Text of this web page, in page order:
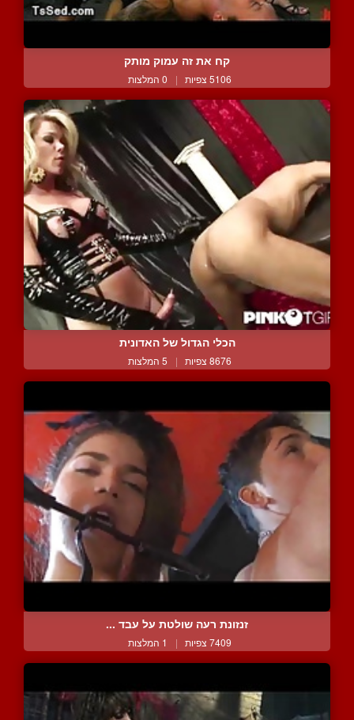
קח את זה עמוק מותק
5106 צפיות | 0 המלצות
הכלי הגדול של האדונית
8676 צפיות | 5 המלצות
זנזונת רעה שולטת על עבד ...
7409 צפיות | 1 המלצות